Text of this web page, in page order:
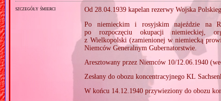
szczegóły śmierci
Od 28.04.1939 kapelan rezerwy Wojska
Po niemieckim i rosyjskim najeździe na
po rozpoczęciu okupacji niemieckiej,
z Wielkopolski (zamienionej w niemiecką
Niemców Generalnym Gubernatorstwie.
Aresztowany przez Niemców 10/12.06.1940
Zesłany do obozu koncentracyjnego KL
W końcu 14.12.1940 przywieziony do obozu